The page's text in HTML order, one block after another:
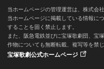
当ホームページの管理運営は、株式会
当ホームページに掲載している情報に
することを固く禁止します。
また、阪急電鉄並びに宝塚歌劇団、宝
作物についても無断転載、複写等を禁じ
宝塚歌劇公式ホームページ